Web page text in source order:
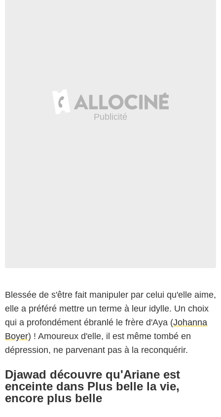
Blessée de s'être fait manipuler par celui qu'elle aime,
elle a préféré mettre un terme à leur idylle. Un choix
qui a profondément ébranlé le frère d'Aya (Johanna
Boyer) ! Amoureux d'elle, il est même tombé en
dépression, ne parvenant pas à la reconquérir.
Djawad découvre qu'Ariane est
enceinte dans Plus belle la vie,
encore plus belle